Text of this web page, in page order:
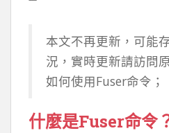
本文不再更新，可能
況，實時更新請訪問
如何使用Fuser命令；
什麼是Fuser命令